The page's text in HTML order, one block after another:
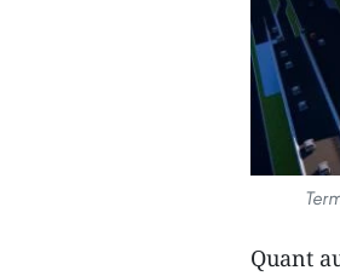
Quant